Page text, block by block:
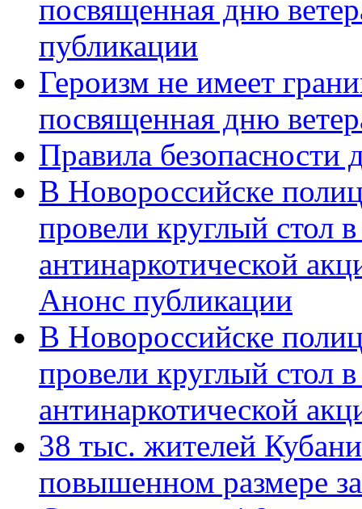
посвященная дню
публикации
Героизм не имеет
посвященная дню
Правила безопасности
В Новороссийске
провели круглый стол
антинаркотической
Анонс публикации
В Новороссийске
провели круглый стол
антинаркотической
38 тыс. жителей
повышенном размере